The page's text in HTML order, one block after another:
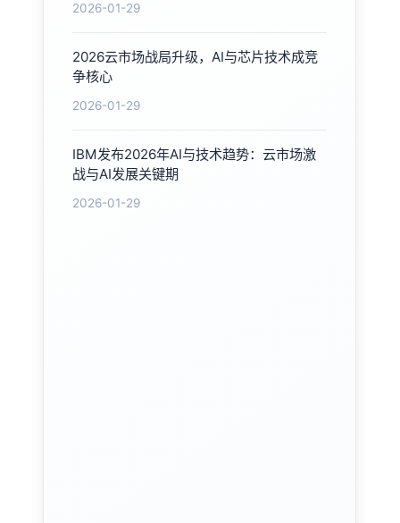
2026-01-29
2026云市场战局升级，AI与芯片技术成竞
争核心
2026-01-29
IBM发布2026年AI与技术趋势：云市场激
战与AI发展关键期
2026-01-29